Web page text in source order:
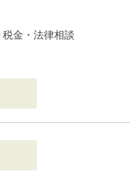
税金・法律相談